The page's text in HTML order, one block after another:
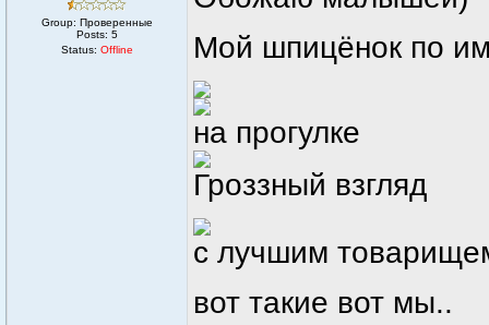
Group: Проверенные
Posts: 5
Status: Offline
Мой шпицёнок по
на прогулке
Гроззный взгляд
с лучшим
вот такие вот мы..